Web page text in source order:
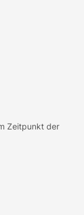
Zeitpunkt der